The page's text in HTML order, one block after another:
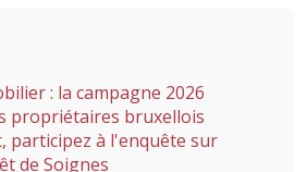
: la campagne 2026
propriétaires bruxellois
participez à l'enquête sur
de Soignes